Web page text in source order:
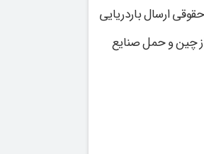
ارسال باردریایی
چین و حمل صنایع